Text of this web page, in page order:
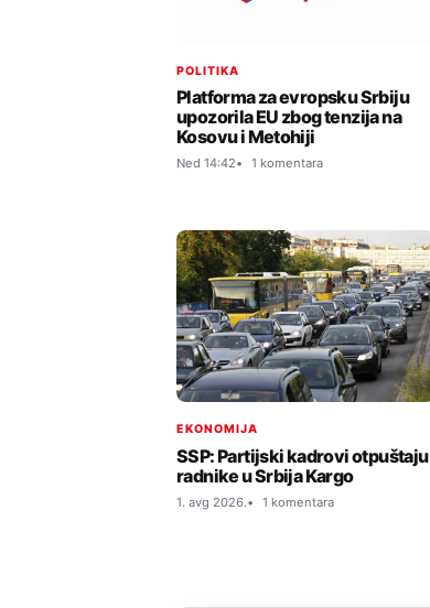
POLITIKA
Platforma za evropsku Srbiju
upozorila EU zbog tenzija na
Kosovu i Metohiji
Ned 14:42 1 komentara
EKONOMIJA
SSP: Partijski kadrovi otpuštaju
radnike u Srbija Kargo
1. avg 2026. 1 komentara